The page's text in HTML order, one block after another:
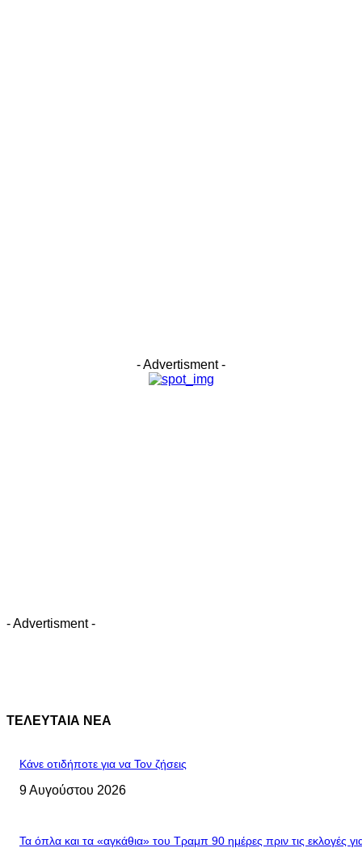
- Advertisment -
- Advertisment -
ΤΕΛΕΥΤΑΙΑ ΝΕΑ
Κάνε οτιδήποτε για να Τον ζήσεις
9 Αυγούστου 2026
Τα όπλα και τα «αγκάθια» του Τραμπ 90 ημέρες πριν τις εκλογές